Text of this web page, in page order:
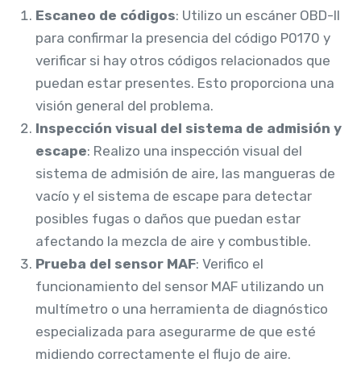
Escaneo de códigos: Utilizo un escáner OBD-II
para confirmar la presencia del código P0170 y
verificar si hay otros códigos relacionados que
puedan estar presentes. Esto proporciona una
visión general del problema.
Inspección visual del sistema de admisión y
escape: Realizo una inspección visual del
sistema de admisión de aire, las mangueras de
vacío y el sistema de escape para detectar
posibles fugas o daños que puedan estar
afectando la mezcla de aire y combustible.
Prueba del sensor MAF: Verifico el
funcionamiento del sensor MAF utilizando un
multímetro o una herramienta de diagnóstico
especializada para asegurarme de que esté
midiendo correctamente el flujo de aire.